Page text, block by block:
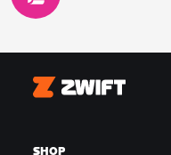
Zwift
SHOP